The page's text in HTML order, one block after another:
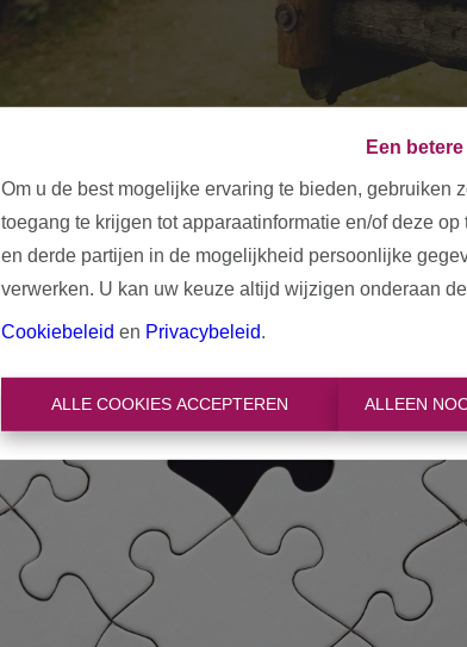
Een
Om u de best mogelijke ervaring te bieden,
toegang te krijgen tot apparaatinformatie en/of deze
en derde partijen in de mogelijkheid persoonlijke
verwerken. U kan uw keuze altijd wijzigen onderaan
Cookiebeleid en Privacybeleid.
ALLE COOKIES ACCEPTEREN ALLEEN